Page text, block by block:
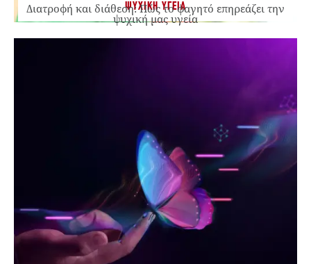
ΨΥΧΙΚΗ ΥΓΕΙΑ
Διατροφή και διάθεση: Πώς το φαγητό επηρεάζει την
ψυχική μας υγεία